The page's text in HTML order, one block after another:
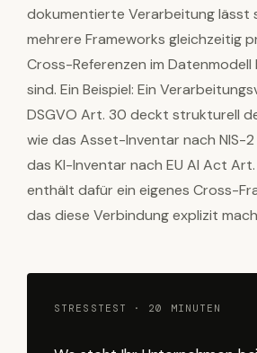
dokumentierte Verarbeitung lässt
mehrere Frameworks gleichzeitig
Cross-Referenzen im
sind. Ein Beispiel: Ein
DSGVO Art. 30 deckt strukturell
wie das Asset-Inventar nach NIS-2
das KI-Inventar nach EU AI Act Art.
enthält dafür ein eigenes Cross-
das diese Verbindung explizit
STRESSTEST · 20 MINUTEN